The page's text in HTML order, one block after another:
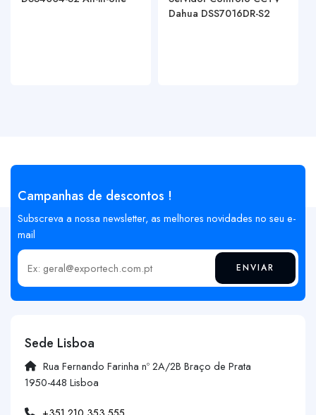
Dahua DSS7016DR-S2
Campanhas de descontos !
Subscreva a nossa newsletter, as melhores novidades no seu e-
mail
Insira o seu email ENVIAR
Sede Lisboa
Rua Fernando Farinha nº 2A/2B Braço de Prata
1950-448 Lisboa